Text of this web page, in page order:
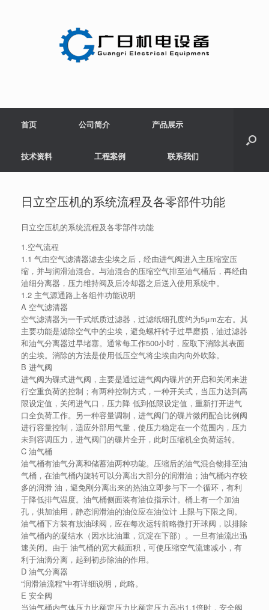
首页 公司简介 产品展示
技术资料 工程案例 联系我们
日立空压机的系统流程及各零部件功能
日立空压机的系统流程及各零部件功能
1.空气流程
1.1 气由空气滤清器滤去尘埃之后，经由进气阀进入主压缩室压
缩，并与润滑油混合。与油混合的压缩空气排至油气桶后，再经由
油细分离器，压力维持阀及后冷却器之后送入使用系统中。
1.2 主气源通路上各组件功能说明
A 空气滤清器
空气滤清器为一干式纸质过滤器，过滤纸细孔度约为5μm左右。其
主要功能是滤除空气中的尘埃，避免螺杆转子过早磨损，油过滤器
和油气分离器过早堵塞。通常每工作500小时，应取下消除其表面
的尘埃。消除的方法是使用低压空气将尘埃由内向外吹除。
B 进气阀
进气阀为碟式进气阀，主要是通过进气阀内碟片的开启和关闭来进
行空重负荷的控制；有两种控制方式，一种开关式，当压力达到高
限设定值，关闭进气口，压力降 低到低限设定值，重新打开进气
口全负荷工作。另一种容量调制，进气阀门的碟片微闭配合比例阀
进行容量控制，适应外部用气量，使压力稳定在一个范围内，压力
未到容调压力，进气阀门的碟片全开，此时压缩机全负荷运转。
C 油气桶
油气桶有油气分离和储蓄油两种功能。压缩后的油气混合物排至油
气桶，在油气桶内旋转可以分离出大部分的润滑油；油气桶内存较
多的润滑 油，避免刚分离出来的热油立即参与下一个循环，有利
于降低排气温度。油气桶侧面装有油位指示计。桶上有一个加油
孔，供加油用，静态润滑油的油位应在油位计 上限与下限之间。
油气桶下方装有放油球阀，应在每次运转前略微打开球阀，以排除
油气桶内的凝结水（因水比油重，沉淀在下部）。一旦有油流出迅
速关闭。由于 油气桶的宽大截面积，可使压缩空气流速减小，有
利于油滴分离，起到初步除油的作用。
D 油气分离器
“润滑油流程”中有详细说明，此略。
E 安全阀
当油气桶内气体压力比额定压力比额定压力高出1.1倍时，安全阀